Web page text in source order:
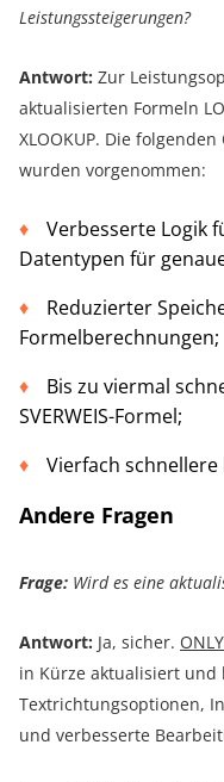
Leistungssteigerungen?
Antwort: Zur
aktualisierten Formeln
XLOOKUP. Die
wurden vorgenommen:
Verbesserte Logik
Datentypen für
Reduzierter
Formelberechnungen;
Bis zu viermal
SVERWEIS-Formel;
Vierfach schnellere
Andere Fragen
Frage: Wird es eine
Antwort: Ja, sicher.
in Kürze aktualisiert und
Textrichtungsoptionen,
und verbesserte